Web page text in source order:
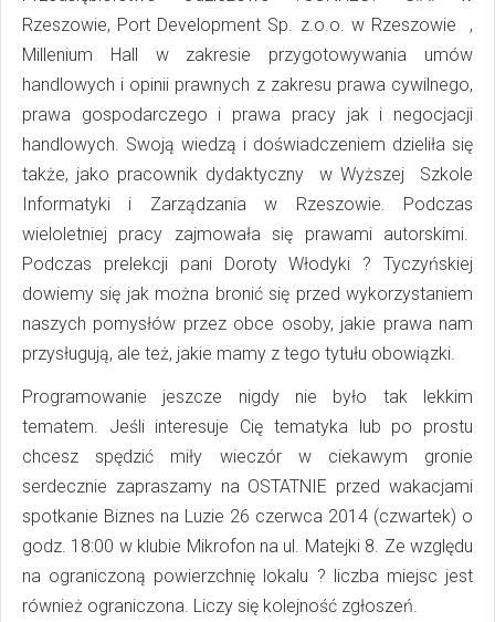
Rzeszowie, Port Development Sp. z.o.o. w Rzeszowie ,
Millenium Hall w zakresie przygotowywania umów
handlowych i opinii prawnych z zakresu prawa cywilnego,
prawa gospodarczego i prawa pracy jak i negocjacji
handlowych. Swoją wiedzą i doświadczeniem dzieliła się
także, jako pracownik dydaktyczny w Wyższej Szkole
Informatyki i Zarządzania w Rzeszowie. Podczas
wieloletniej pracy zajmowała się prawami autorskimi.
Podczas prelekcji pani Doroty Włodyki ? Tyczyńskiej
dowiemy się jak można bronić się przed wykorzystaniem
naszych pomysłów przez obce osoby, jakie prawa nam
przysługują, ale też, jakie mamy z tego tytułu obowiązki.
Programowanie jeszcze nigdy nie było tak lekkim
tematem. Jeśli interesuje Cię tematyka lub po prostu
chcesz spędzić miły wieczór w ciekawym gronie
serdecznie zapraszamy na OSTATNIE przed wakacjami
spotkanie Biznes na Luzie 26 czerwca 2014 (czwartek) o
godz. 18:00 w klubie Mikrofon na ul. Matejki 8. Ze względu
na ograniczoną powierzchnię lokalu ? liczba miejsc jest
również ograniczona. Liczy się kolejność zgłoszeń.